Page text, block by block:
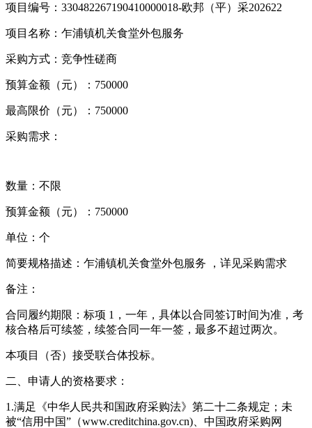
项目编号：330482267190410000018-欧邦（平）采202622
项目名称：乍浦镇机关食堂外包服务
采购方式：竞争性磋商
预算金额（元）：750000
最高限价（元）：750000
采购需求：
数量：不限
预算金额（元）：750000
单位：个
简要规格描述：乍浦镇机关食堂外包服务 ，详见采购需求
备注：
合同履约期限：标项 1，一年，具体以合同签订时间为准，考
核合格后可续签，续签合同一年一签，最多不超过两次。
本项目（否）接受联合体投标。
二、申请人的资格要求：
1.满足《中华人民共和国政府采购法》第二十二条规定；未
被“信用中国”（www.creditchina.gov.cn)、中国政府采购网